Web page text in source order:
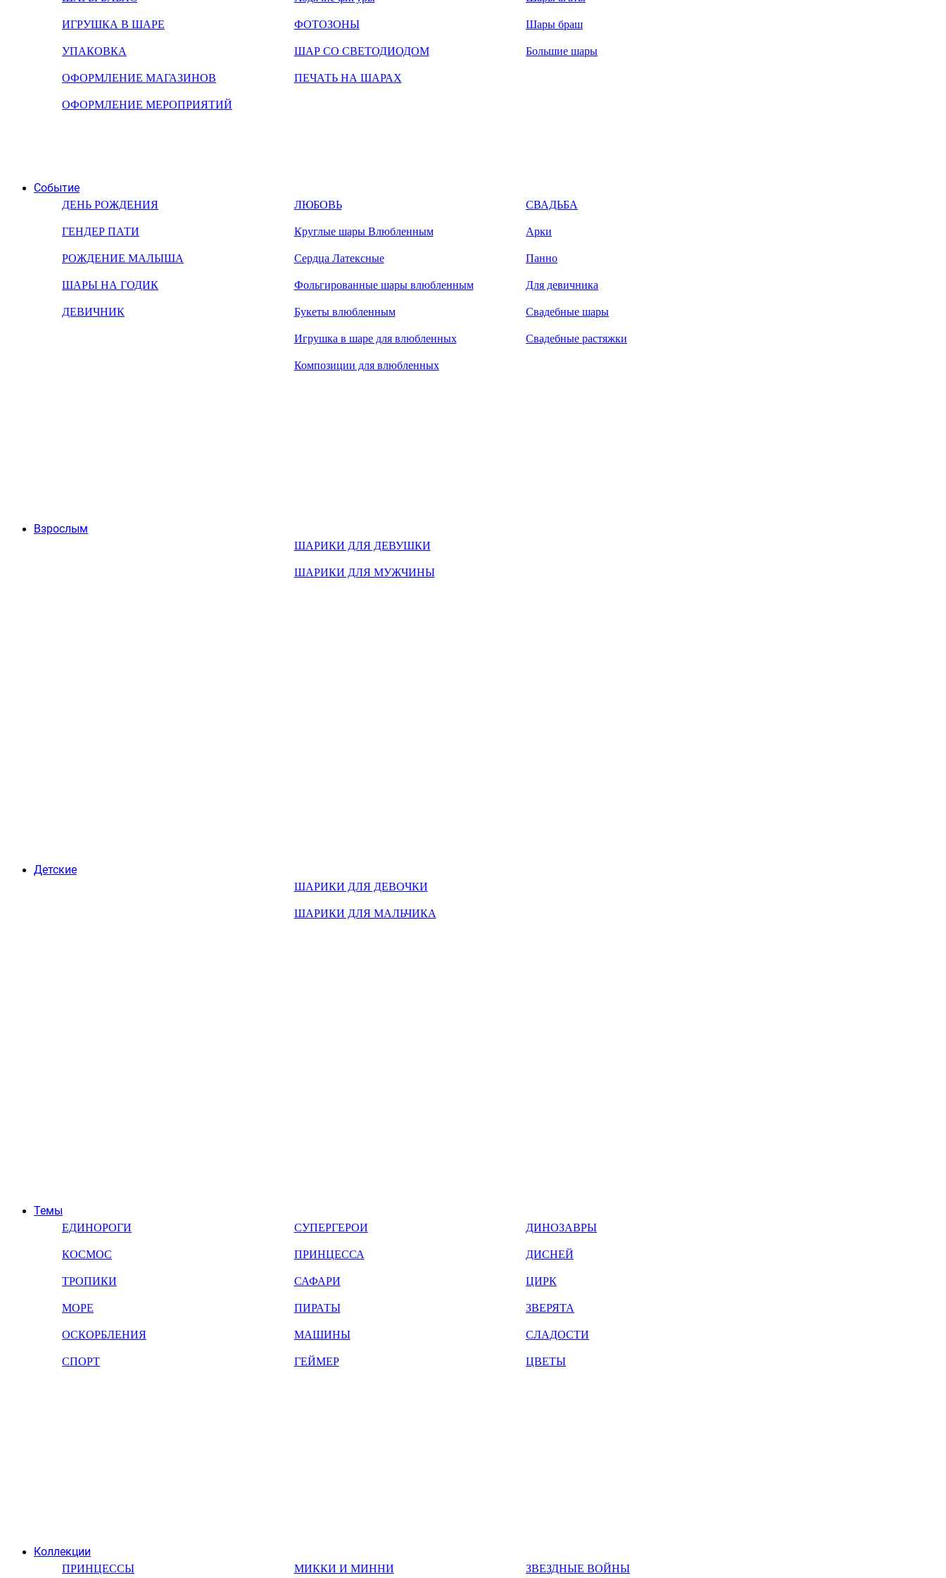
ИГРУШКА В ШАРЕ
УПАКОВКА
ОФОРМЛЕНИЕ МАГАЗИНОВ
ОФОРМЛЕНИЕ МЕРОПРИЯТИЙ
ФОТОЗОНЫ
ШАР СО СВЕТОДИОДОМ
ПЕЧАТЬ НА ШАРАХ
Шары браш
Большие шары
Событие
ДЕНЬ РОЖДЕНИЯ
ГЕНДЕР ПАТИ
РОЖДЕНИЕ МАЛЫША
ШАРЫ НА ГОДИК
ДЕВИЧНИК
ЛЮБОВЬ
Круглые шары Влюбленным
Сердца Латексные
Фольгированные шары влюбленным
Букеты влюбленным
Игрушка в шаре для влюбленных
Композиции для влюбленных
СВАДЬБА
Арки
Панно
Для девичника
Свадебные шары
Свадебные растяжки
Взрослым
ШАРИКИ ДЛЯ ДЕВУШКИ
ШАРИКИ ДЛЯ МУЖЧИНЫ
Детские
ШАРИКИ ДЛЯ ДЕВОЧКИ
ШАРИКИ ДЛЯ МАЛЬЧИКА
Темы
ЕДИНОРОГИ
КОСМОС
ТРОПИКИ
МОРЕ
ОСКОРБЛЕНИЯ
СПОРТ
СУПЕРГЕРОИ
ПРИНЦЕССА
САФАРИ
ПИРАТЫ
МАШИНЫ
ГЕЙМЕР
ДИНОЗАВРЫ
ДИСНЕЙ
ЦИРК
ЗВЕРЯТА
СЛАДОСТИ
ЦВЕТЫ
Коллекции
ПРИНЦЕССЫ МИККИ И МИННИ ЗВЕЗДНЫЕ ВОЙНЫ